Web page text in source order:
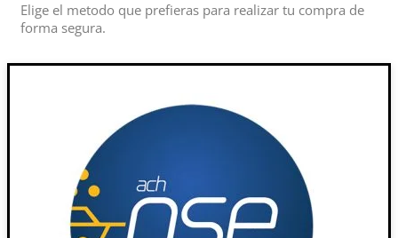
Elige el metodo que prefieras para realizar tu compra de
forma segura.